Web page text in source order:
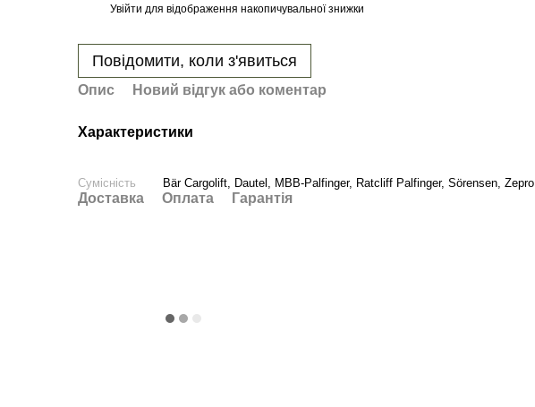
Увійти для відображення накопичувальної знижки
Повідомити, коли з'явиться
Опис Новий відгук або коментар
Характеристики
Сумісність Bär Cargolift, Dautel, MBB-Palfinger, Ratcliff Palfinger, Sörensen, Zepro
Доставка Оплата Гарантія